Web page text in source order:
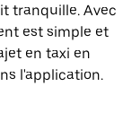
tranquille. Avec
est simple et
en taxi en
l'application.